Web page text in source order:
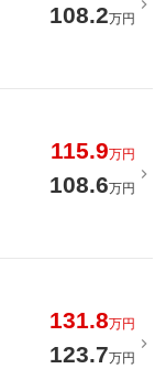
108.2万円
115.9万円
108.6万円
131.8万円
123.7万円